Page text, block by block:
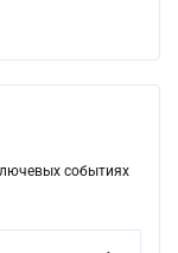
событиях